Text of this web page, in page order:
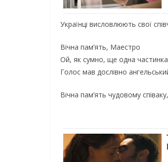
Українці висловлюють свої
Вічна пам’ять, Маестро
Ой, як сумно, ще одна частинка
Голос мав дослівно
Вічна пам’ять чудовому